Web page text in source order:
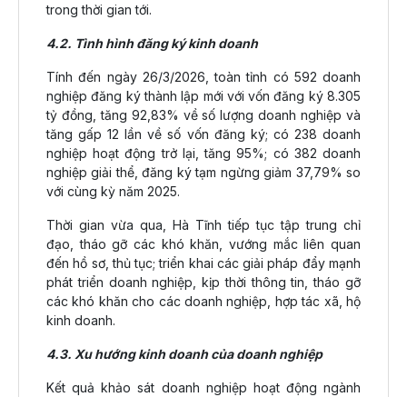
trong thời gian tới.
4.2. Tình hình đăng ký kinh doanh
Tính đến ngày 26/3/2026, toàn tỉnh có 592 doanh
nghiệp đăng ký thành lập mới với vốn đăng ký 8.305
tỷ đồng, tăng 92,83% về số lượng doanh nghiệp và
tăng gấp 12 lần về số vốn đăng ký; có 238 doanh
nghiệp hoạt động trở lại, tăng 95%; có 382 doanh
nghiệp giải thể, đăng ký tạm ngừng giảm 37,79% so
với cùng kỳ năm 2025.
Thời gian vừa qua, Hà Tĩnh tiếp tục tập trung chỉ
đạo, tháo gỡ các khó khăn, vướng mắc liên quan
đến hồ sơ, thủ tục; triển khai các giải pháp đẩy mạnh
phát triển doanh nghiệp, kịp thời thông tin, tháo gỡ
các khó khăn cho các doanh nghiệp, hợp tác xã, hộ
kinh doanh.
4.3. Xu hướng kinh doanh của doanh nghiệp
Kết quả khảo sát doanh nghiệp hoạt động ngành